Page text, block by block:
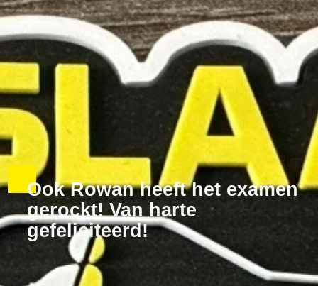
Ook Rowan heeft het examen
gerockt! Van harte
gefeliciteerd!